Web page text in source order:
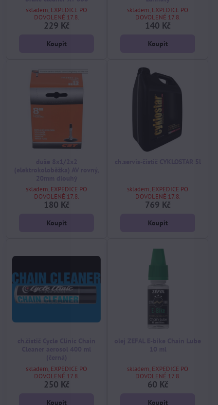
skladem, EXPEDICE PO
DOVOLENÉ 17.8.
229 Kč
Koupit
skladem, EXPEDICE PO
DOVOLENÉ 17.8.
140 Kč
Koupit
skladem, EXPEDICE PO
DOVOLENÉ 17.8.
180 Kč
Koupit
skladem, EXPEDICE PO
DOVOLENÉ 17.8.
769 Kč
Koupit
skladem, EXPEDICE PO
DOVOLENÉ 17.8.
250 Kč
Koupit
skladem, EXPEDICE PO
DOVOLENÉ 17.8.
60 Kč
Koupit